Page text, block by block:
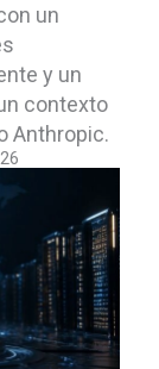
un
y un
contexto
Anthropic.